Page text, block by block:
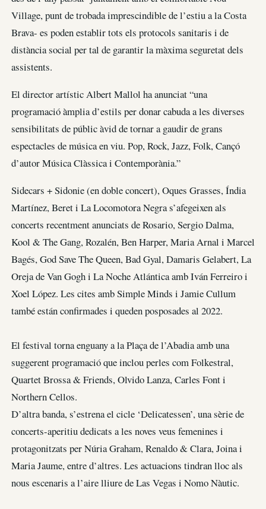
Village, punt de trobada imprescindible de l’estiu a la Costa
Brava- es poden establir tots els protocols sanitaris i de
distància social per tal de garantir la màxima seguretat dels
assistents.
El director artístic Albert Mallol ha anunciat “una
programació àmplia d’estils per donar cabuda a les diverses
sensibilitats de públic àvid de tornar a gaudir de grans
espectacles de música en viu. Pop, Rock, Jazz, Folk, Cançó
d’autor Música Clàssica i Contemporània.”
Sidecars + Sidonie (en doble concert), Oques Grasses, Índia
Martínez, Beret i La Locomotora Negra s’afegeixen als
concerts recentment anunciats de Rosario, Sergio Dalma,
Kool & The Gang, Rozalén, Ben Harper, Maria Arnal i Marcel
Bagés, God Save The Queen, Bad Gyal, Damaris Gelabert, La
Oreja de Van Gogh i La Noche Atlántica amb Iván Ferreiro i
Xoel López. Les cites amb Simple Minds i Jamie Cullum
també están confirmades i queden posposades al 2022.
El festival torna enguany a la Plaça de l’Abadia amb una
suggerent programació que inclou perles com Folkestral,
Quartet Brossa & Friends, Olvido Lanza, Carles Font i
Northern Cellos.
D’altra banda, s’estrena el cicle ‘Delicatessen’, una sèrie de
concerts-aperitiu dedicats a les noves veus femenines i
protagonitzats per Núria Graham, Renaldo & Clara, Joina i
Maria Jaume, entre d’altres. Les actuacions tindran lloc als
nous escenaris a l’aire lliure de Las Vegas i Nomo Nàutic.